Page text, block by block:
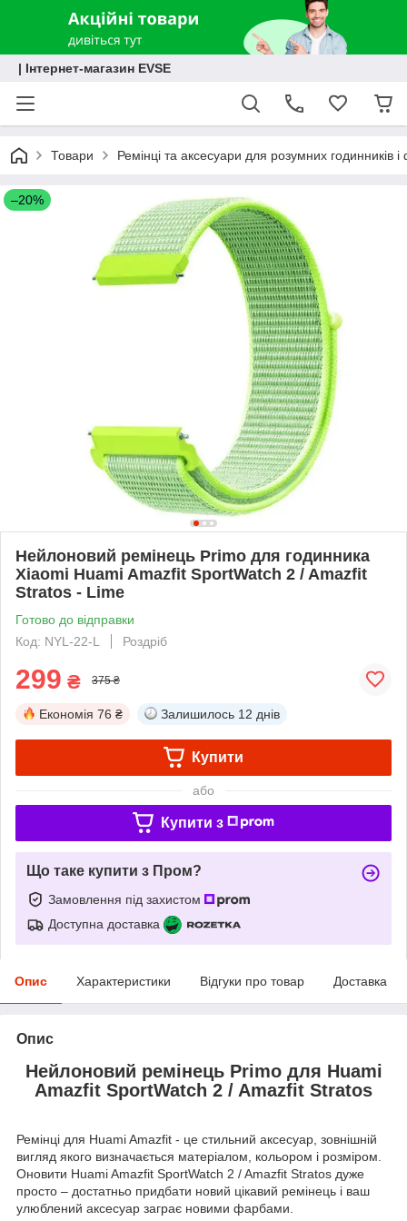
| Інтернет-магазин EVSE
Товари Ремінці та аксесуари для розумних годинників і
–20%
Нейлоновий ремінець Primo для годинника
Xiaomi Huami Amazfit SportWatch 2 / Amazfit
Stratos - Lime
Готово до відправки
Код: NYL-22-L
Роздріб
299 ₴ 375 ₴
Економія 76 ₴ Залишилось 12 днів
Купити
або
Купити з
Що таке купити з Пром?
Замовлення під захистом
Доступна доставка
Опис Характеристики Відгуки про товар Доставка
Опис
Нейлоновий ремінець Primo для Huami
Amazfit SportWatch 2 / Amazfit Stratos
Ремінці для Huami Amazfit - це стильний аксесуар, зовнішній
вигляд якого визначається матеріалом, кольором і розміром.
Оновити Huami Amazfit SportWatch 2 / Amazfit Stratos дуже
просто – достатньо придбати новий цікавий ремінець і ваш
улюблений аксесуар заграє новими фарбами.